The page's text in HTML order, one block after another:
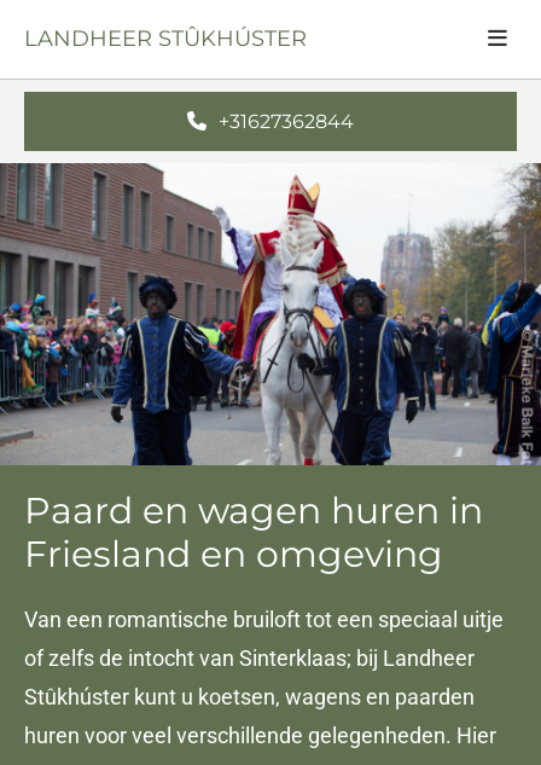
LANDHEER STÛKHÚSTER
+31627362844
Paard en wagen huren in
Friesland en omgeving
Van een romantische bruiloft tot een speciaal uitje
of zelfs de intocht van Sinterklaas; bij Landheer
Stûkhúster kunt u koetsen, wagens en paarden
huren voor veel verschillende gelegenheden. Hier